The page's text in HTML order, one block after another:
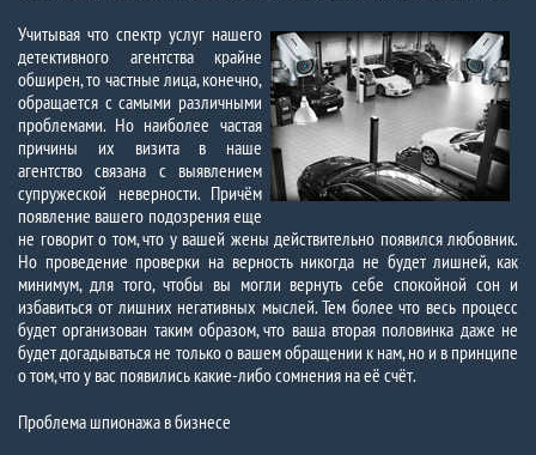
Учитывая что спектр услуг нашего
детективного агентства крайне
обширен, то частные лица, конечно,
обращается с самыми различными
проблемами. Но наиболее частая
причины их визита в наше
агентство связана с выявлением
супружеской неверности. Причём
появление вашего подозрения еще
не говорит о том, что у вашей жены действительно появился любовник.
Но проведение проверки на верность никогда не будет лишней, как
минимум, для того, чтобы вы могли вернуть себе спокойной сон и
избавиться от лишних негативных мыслей. Тем более что весь процесс
будет организован таким образом, что ваша вторая половинка даже не
будет догадываться не только о вашем обращении к нам, но и в принципе
о том, что у вас появились какие-либо сомнения на её счёт.
Проблема шпионажа в бизнесе